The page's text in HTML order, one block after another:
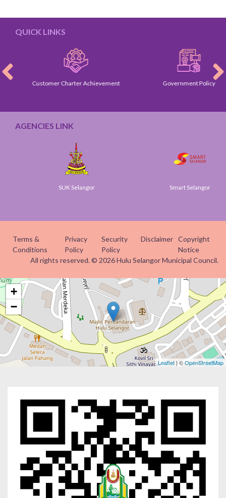
QUICK LINKS
Customer Charter Achievement Government Policy
AGENCIES LINK
SUK Selangor Smart Selangor
Terms &
Conditions
Privacy
Policy
Security
Policy
Disclaimer Copyright
Notice
All rights reserved. © 2026 Hulu Selangor Municipal Council.
+
−
Leaflet | ©OpenStreetMap